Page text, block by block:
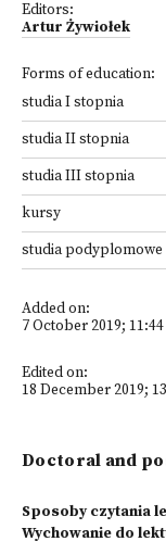
Editors:
Artur Żywiołek
Forms of education:
studia I stopnia
studia II stopnia
studia III stopnia
kursy
studia podyplomowe
Added on:
7 October 2019; 11:44
Edited on:
18 December 2019;
Doctoral and
Sposoby czytania
Wychowanie do